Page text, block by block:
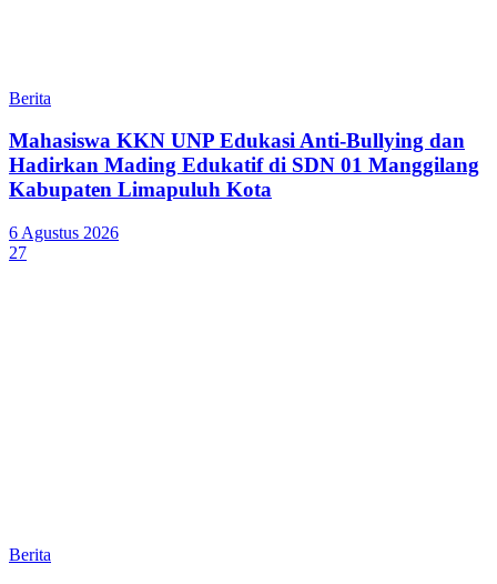
Berita
Mahasiswa KKN UNP Edukasi Anti-Bullying dan
Hadirkan Mading Edukatif di SDN 01 Manggilang
Kabupaten Limapuluh Kota
6 Agustus 2026
27
Berita